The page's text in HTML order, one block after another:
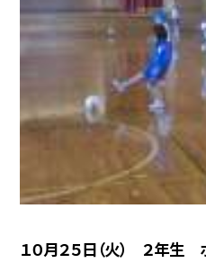
１０月２５日（火） ２年生